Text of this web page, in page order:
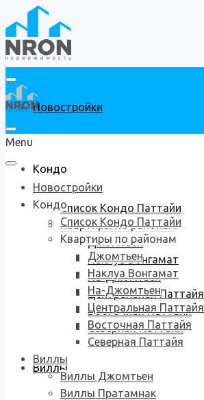
Новостройки
Кондо
Список Кондо Паттайи
Квартиры по районам
Джомтьен
Наклуа Вонгамат
На-Джомтьен
Центральная Паттайя
Восточная Паттайя
Северная Паттайя
Виллы
Menu
Новостройки
Кондо
Список Кондо Паттайи
Квартиры по районам
Джомтьен
Наклуа Вонгамат
На-Джомтьен
Центральная Паттайя
Восточная Паттайя
Северная Паттайя
Виллы
Виллы Джомтьен
Виллы Пратамнак